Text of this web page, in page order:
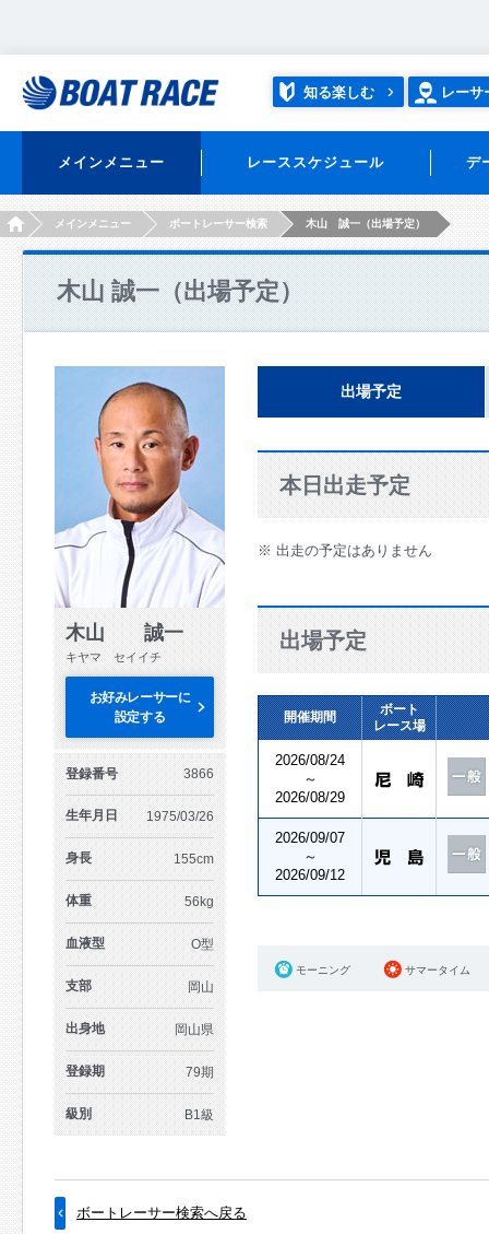
知る楽しむ レーサ
メインメニュー レーススケジュール デ
HOMEメインメニュー ボートレーサー検索 木山 誠一（出場予定）
木山 誠一（出場予定）
木山 誠一
キヤマ セイイチ
お好みレーサーに
設定する
登録番号 3866
生年月日 1975/03/26
身長 155cm
体重 56kg
血液型 O型
支部 岡山
出身地 岡山県
登録期 79期
級別 B1級
出場予定
本日出走予定
※ 出走の予定はありません
出場予定
開催期間
ボート
レース場
2026/08/24
～
2026/08/29
2026/09/07
～
2026/09/12
モーニング サマータイム
ボートレーサー検索へ戻る